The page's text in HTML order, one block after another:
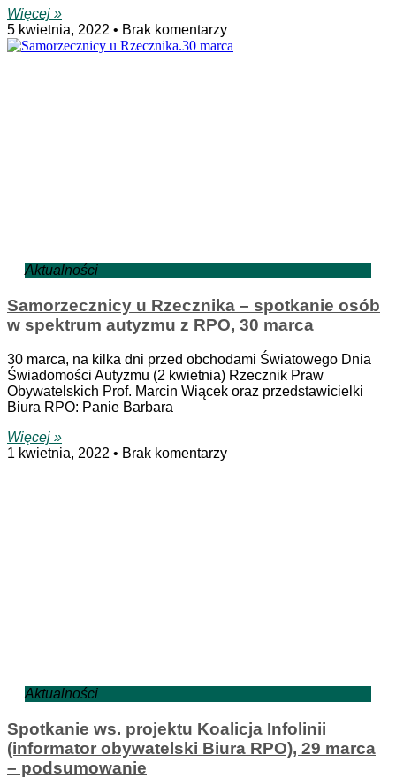
Więcej »
5 kwietnia, 2022
Brak komentarzy
Aktualności
Samorzecznicy u Rzecznika – spotkanie osób
w spektrum autyzmu z RPO, 30 marca
30 marca, na kilka dni przed obchodami Światowego Dnia
Świadomości Autyzmu (2 kwietnia) Rzecznik Praw
Obywatelskich Prof. Marcin Wiącek oraz przedstawicielki
Biura RPO: Panie Barbara
Więcej »
1 kwietnia, 2022
Brak komentarzy
Aktualności
Spotkanie ws. projektu Koalicja Infolinii
(informator obywatelski Biura RPO), 29 marca
– podsumowanie